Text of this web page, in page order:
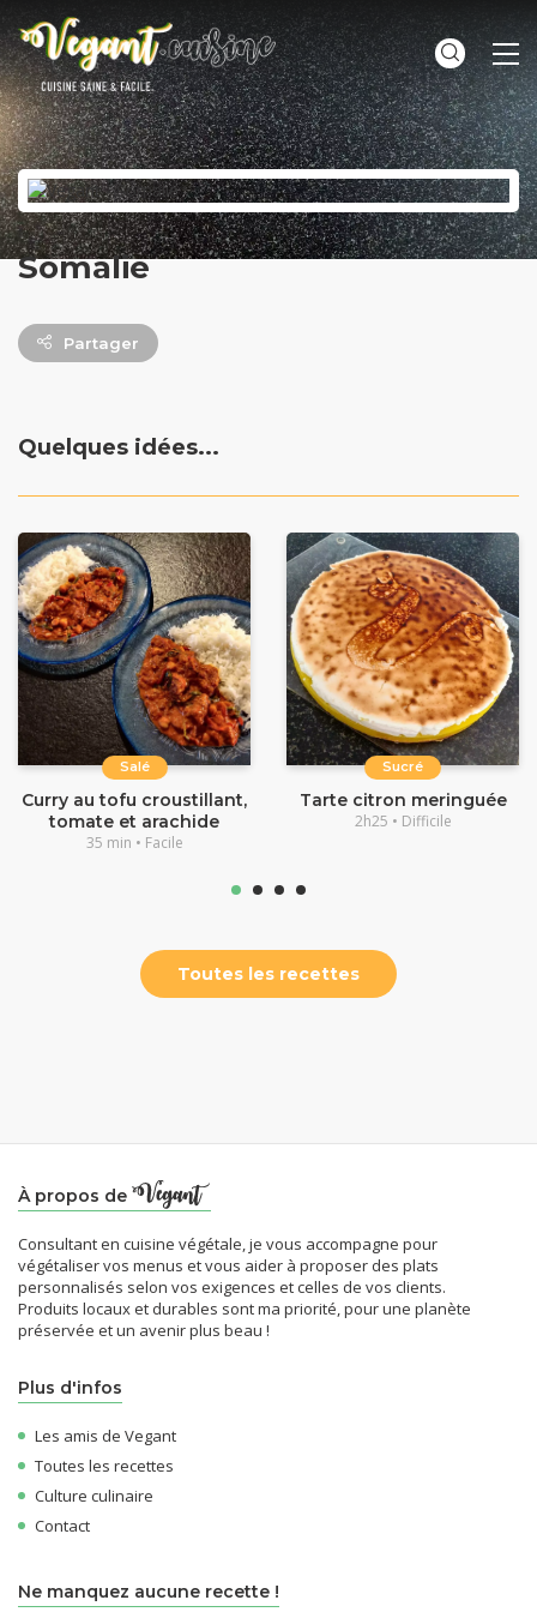
Somalie
Partager
Quelques idées...
Salé
Curry au tofu croustillant,
tomate et arachide
35 min • Facile
Sucré
Tarte citron meringuée
2h25 • Difficile
Toutes les recettes
À propos de
Consultant en cuisine végétale, je vous accompagne pour
végétaliser vos menus et vous aider à proposer des plats
personnalisés selon vos exigences et celles de vos clients.
Produits locaux et durables sont ma priorité, pour une planète
préservée et un avenir plus beau !
Plus d'infos
Les amis de Vegant
Toutes les recettes
Culture culinaire
Contact
Ne manquez aucune recette !